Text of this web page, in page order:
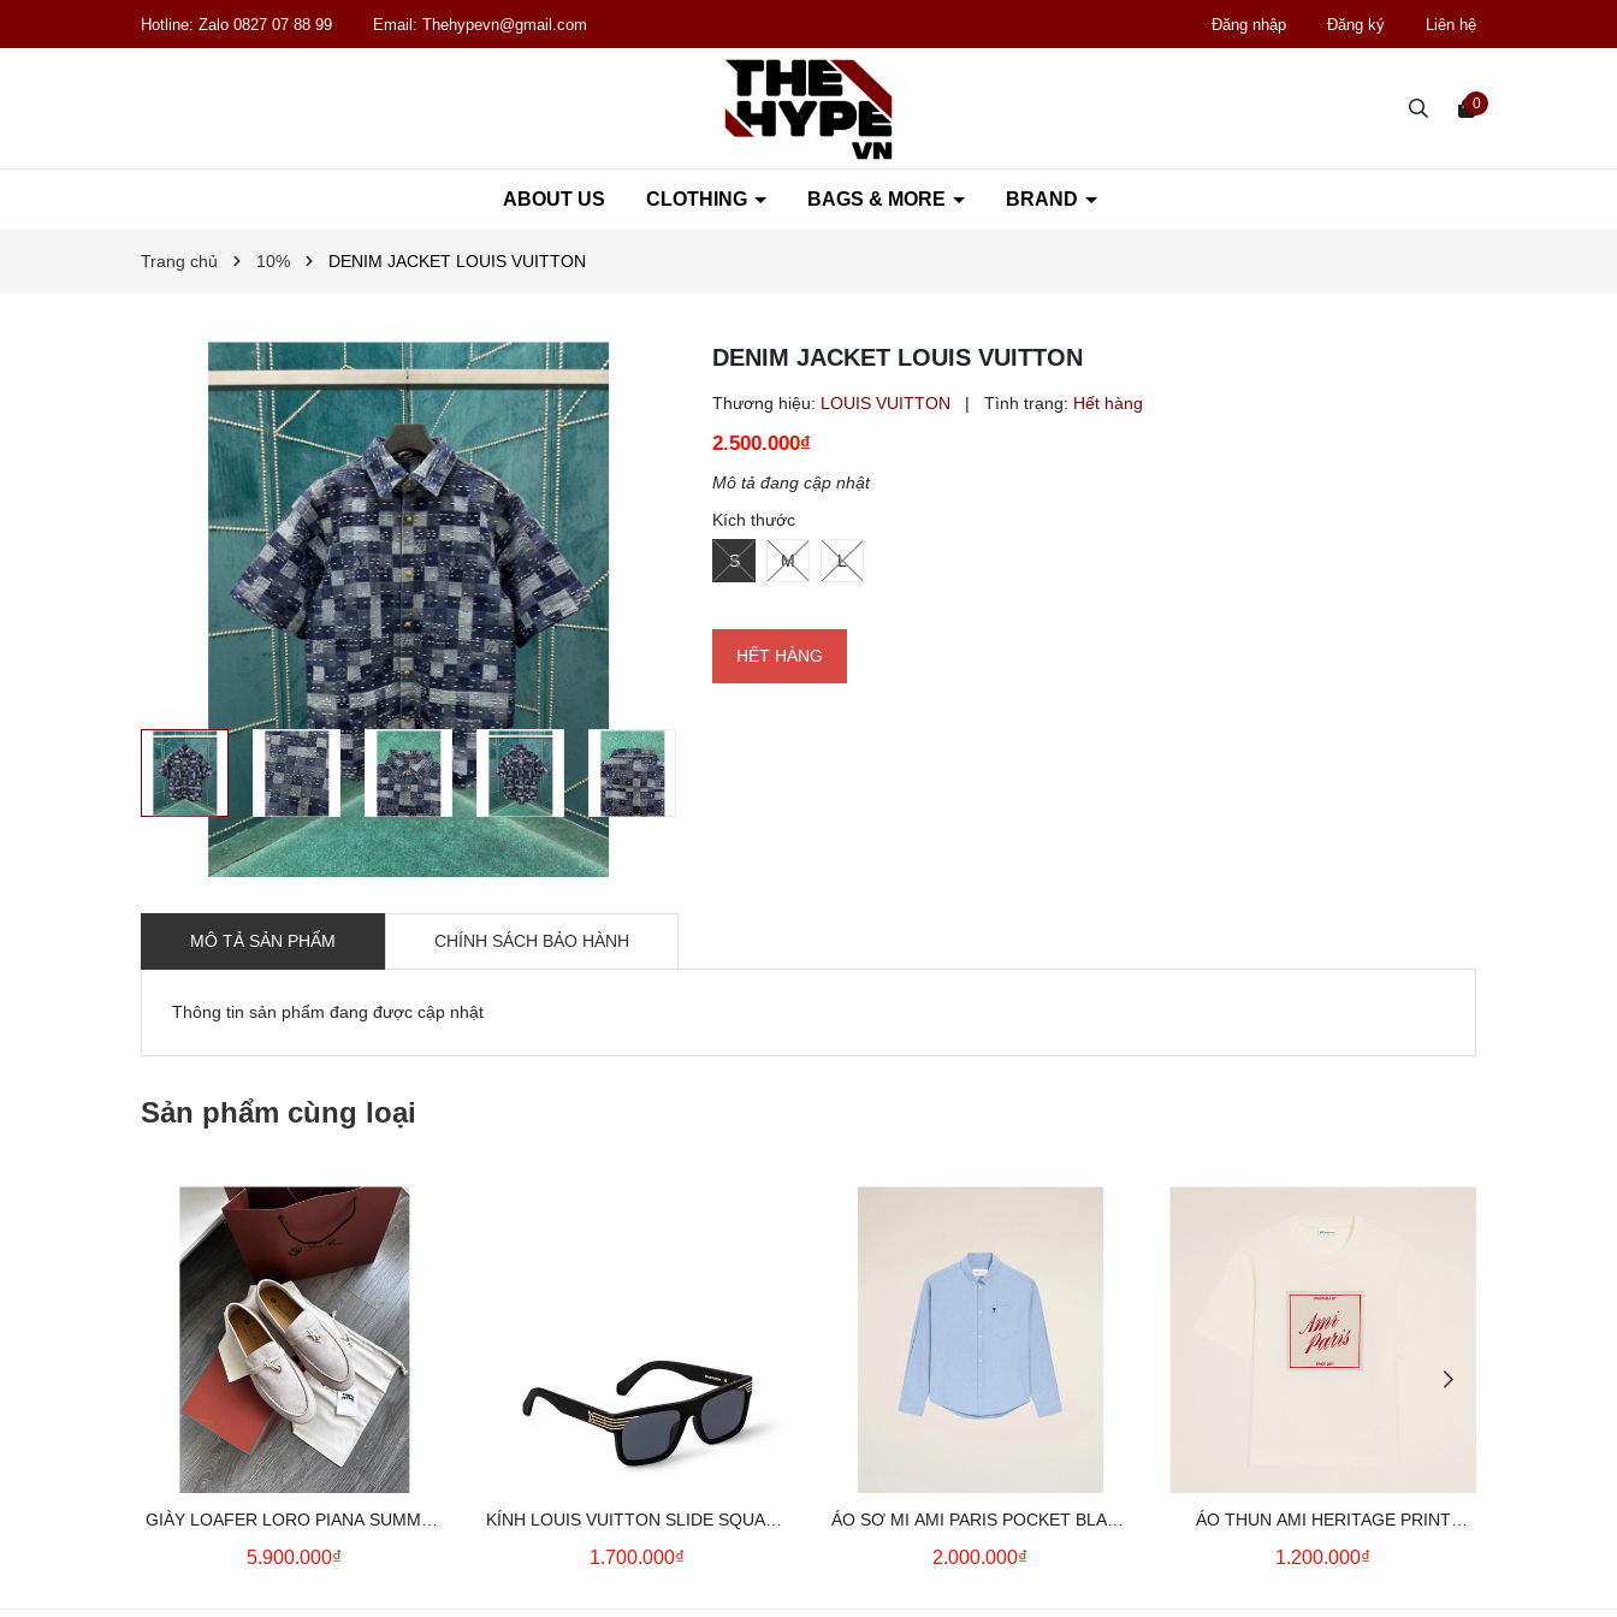
Hotline: Zalo 0827 07 88 99 Email: Thehypevn@gmail.com Đăng nhập Đăng ký Liên hệ
ABOUT US CLOTHING BAGS & MORE BRAND
0
Trang chủ 10% DENIM JACKET LOUIS VUITTON
DENIM JACKET LOUIS VUITTON
Thương hiệu: LOUIS VUITTON | Tình trạng: Hết hàng
2.500.000₫
Mô tả đang cập nhật
Kích thước
S M L
HẾT HÀNG
MÔ TẢ SẢN PHẨM CHÍNH SÁCH BẢO HÀNH
Thông tin sản phẩm đang được cập nhật
Sản phẩm cùng loại
GIÀY LOAFER LORO PIANA SUMMER
CHARMS (CREAM)
5.900.000₫
KÍNH LOUIS VUITTON SLIDE SQUARE
SUNGLASSES
1.700.000₫
ÁO SƠ MI AMI PARIS POCKET BLACK
HEART LONG SLEEVE (BLUE)
2.000.000₫
ÁO THUN AMI HERITAGE PRINT
(WHITE CREAM)
1.200.000₫